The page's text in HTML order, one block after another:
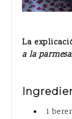
La
a la
1